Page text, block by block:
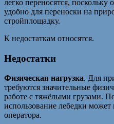
легко переносятся,
удобно для переноски на
стройплощадку.
К недостаткам относятся.
Недостатки
Физическая нагрузка. Для
требуются значительные
работе с тяжёлыми грузами.
использование лебедки может
оператора.